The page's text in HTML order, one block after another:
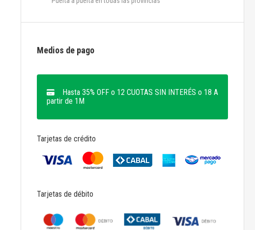
Medios de pago
Hasta 35% OFF o 12 CUOTAS SIN INTERÉS o 18 A
partir de 1M
Tarjetas de crédito
Tarjetas de débito